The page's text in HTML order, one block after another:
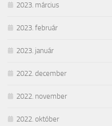
2023. március
2023. február
2023. január
2022. december
2022. november
2022. október